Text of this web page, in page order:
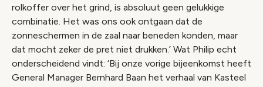
rolkoffer over het grind, is absoluut geen gelukkige
combinatie. Het was ons ook ontgaan dat de
zonneschermen in de zaal naar beneden konden, maar
dat mocht zeker de pret niet drukken.’ Wat Philip echt
onderscheidend vindt: ‘Bij onze vorige bijeenkomst heeft
General Manager Bernhard Baan het verhaal van Kasteel